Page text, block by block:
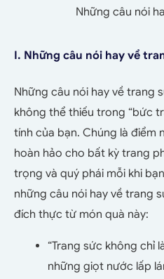
Những câu nói
I. Những câu nói hay về
Những câu nói hay về trang
không thể thiếu trong “bức
tính của bạn. Chúng là điểm
hoàn hảo cho bất kỳ trang
trọng và quý phái mỗi khi
những câu nói hay về trang
đích thực từ món quà này:
“Trang sức không chỉ
những giọt nước lấp